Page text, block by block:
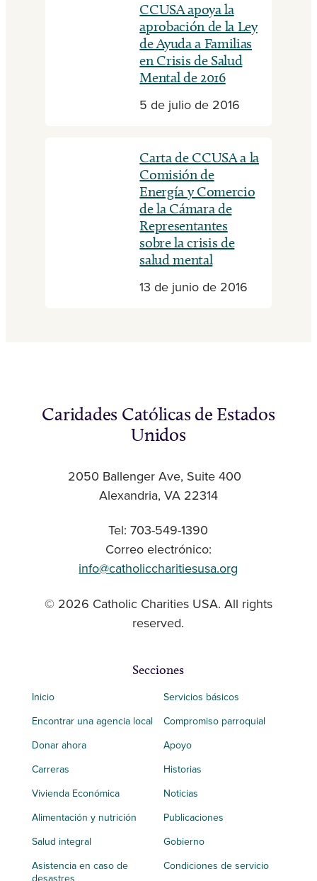
CCUSA apoya la
aprobación de la Ley
de Ayuda a Familias
en Crisis de Salud
Mental de 2016
5 de julio de 2016
Carta de CCUSA a la
Comisión de
Energía y Comercio
de la Cámara de
Representantes
sobre la crisis de
salud mental
13 de junio de 2016
Caridades Católicas de Estados
Unidos
2050 Ballenger Ave, Suite 400
Alexandria, VA 22314
Tel: 703-549-1390
Correo electrónico:
info@catholiccharitiesusa.org
© 2026 Catholic Charities USA. All rights
reserved.
Secciones
Inicio
Encontrar una agencia local
Donar ahora
Carreras
Vivienda Económica
Alimentación y nutrición
Salud integral
Asistencia en caso de
desastres
Servicios básicos
Compromiso parroquial
Apoyo
Historias
Noticias
Publicaciones
Gobierno
Condiciones de servicio